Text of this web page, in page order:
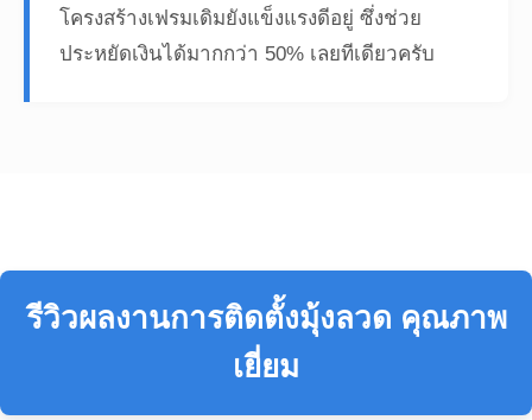
โครงสร้างเฟรมเดิมยังแข็งแรงดีอยู่ ซึ่งช่วย
ประหยัดเงินได้มากกว่า 50% เลยทีเดียวครับ
รีวิวผลงานการติดตั้งมุ้งลวด คุณภาพ
เยี่ยม